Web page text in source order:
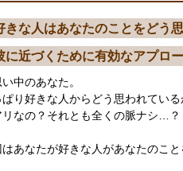
きな人はあなたのことをどう
に近づくために有効なアプロ
中のあなた。
り好きな人からどう思われてい
リなの？それとも全くの脈ナシ…？
あなたが好きな人があなたのこ